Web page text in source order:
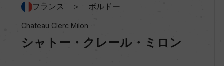
スティルワイン
味わい
フランス ＞ ボルドー
Chateau Clerc Milon
シャトー・クレール・ミロン